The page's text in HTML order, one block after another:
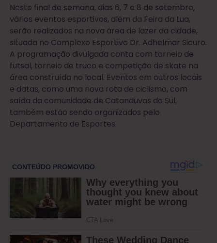
Neste final de semana, dias 6, 7 e 8 de setembro,
vários eventos esportivos, além da Feira da Lua,
serão realizados na nova área de lazer da cidade,
situada no Complexo Esportivo Dr. Adhelmar Sicuro.
A programação divulgada conta com torneio de
futsal, torneio de truco e competição de skate na
área construída no local. Eventos em outros locais
e datas, como uma nova rota de ciclismo, com
saída da comunidade de Catanduvas do Sul,
também estão sendo organizados pelo
Departamento de Esportes.